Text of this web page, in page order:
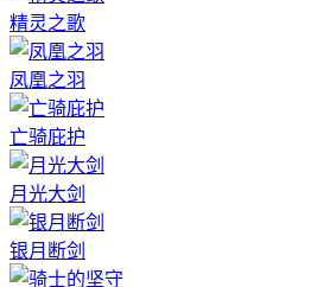
精灵之歌
凤凰之羽
亡骑庇护
月光大剑
银月断剑